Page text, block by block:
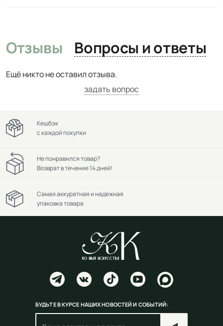
Отзывы Вопросы и ответы
Ещё никто не оставил отзыва.
задать вопрос
Кешбэк
с каждой покупки
Не понравился товар?
Возврат в течение 14 дней!
Самая аккуратная и надежная
упаковка товара
БУДЬТЕ В КУРСЕ НАШИХ НОВОСТЕЙ И СОБЫТИЙ: